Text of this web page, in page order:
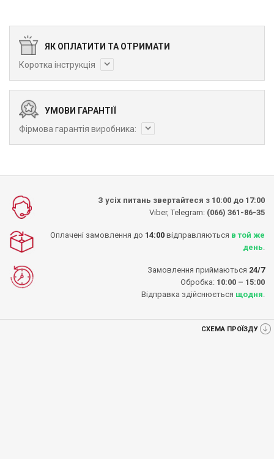
ЯК ОПЛАТИТИ ТА ОТРИМАТИ
Коротка інструкція
УМОВИ ГАРАНТІЇ
Фірмова гарантія виробника:
З усіх питань звертайтеся з 10:00 до 17:00
Viber, Telegram: (066) 361-86-35
Оплачені замовлення до 14:00 відправляються в той же
день
Замовлення приймаються 24/7
Обробка: 10:00 – 15:00
Відправка здійснюється щодня
СХЕМА ПРОЇЗДУ